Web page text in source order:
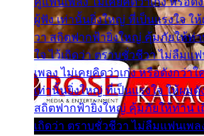
ผู้ฟัง เท่านั้นยิ่งใหญ่ ที่เป็นแรงใจ ใ
วา สถิตฟากฟ้ายิ่งใหญ่ คุ้มภัยให้ท่า
ใจ ไว้เถิดว่า ตราบชั่วชีวา ไม่ลืมแ
เพลง ไม่เคยคิดว่าเก่ง หรือดังกว่า
เท่านั้นยิ่งใหญ่ ที่เป็นแรงใจ ให้ผมดั
สถิตฟากฟ้ายิ่งใหญ่ คุ้มภัยให้ท่าน เ
เถิดว่า ตราบชั่วชีวา ไม่ลืมแฟนเพล